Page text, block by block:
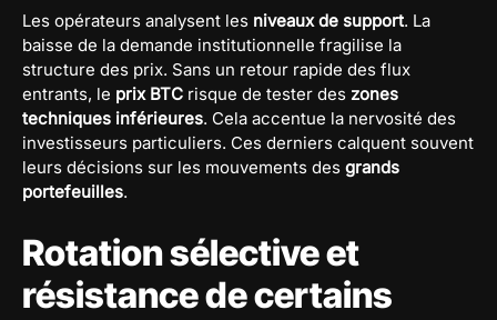
Les opérateurs analysent les niveaux de support. La
baisse de la demande institutionnelle fragilise la
structure des prix. Sans un retour rapide des flux
entrants, le prix BTC risque de tester des zones
techniques inférieures. Cela accentue la nervosité des
investisseurs particuliers. Ces derniers calquent souvent
leurs décisions sur les mouvements des grands
portefeuilles.
Rotation sélective et
résistance de certains